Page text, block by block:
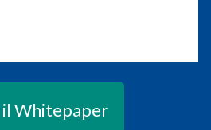
il Whitepaper